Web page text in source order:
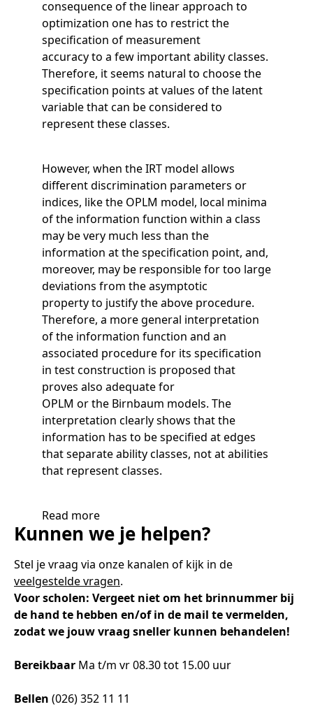
Snel naar
Bestellen
Jaarkalender
Samen bouwen voor het vo
Nieuwsbrief Kijk- en luistertoetsen
Snel naar
Ondersteuning
Reken- en taalontwikkeling
Op de hoogte blijven
Training Toetsdeskundige
Training Examencommissie
Aanmelden nieuwsbrief ho
Snel naar
Academische Woordenschattoets
Onze opdrachtgevers
Alfabetisering
Snel naar
Alfa-toetsen Volwassenenonderwijs
Alfa-toetsen ISK
Snel naar
Meer (beroeps)examens
Vakmanschap Warmtepomp
Vakmanschap Zonnestroom
NLQF kwalificatie
Zorg & welzijn
Nienke Elijzen
Kim Hendriks-Cornelissen
Peter van den Berg
Wouter Roelofs
Promotieonderzoek
Snel naar
Themadossier basisvaardigheden
Een toets beoordelen
De leeropbrengst van toetsen
Toetstechnische begrippenlijst
Werken bij
Docenten gezocht
Zzp-trainers gezocht
Collega's aan het woord
consequence of the linear approach to
optimization one has to restrict the
specification of measurement
accuracy to a few important ability classes.
Therefore, it seems natural to choose the
specification points at values of the latent
variable that can be considered to
represent these classes.
However, when the IRT model allows
different discrimination parameters or
indices, like the OPLM model, local minima
of the information function within a class
may be very much less than the
information at the specification point, and,
moreover, may be responsible for too large
deviations from the asymptotic
property to justify the above procedure.
Therefore, a more general interpretation
of the information function and an
associated procedure for its specification
in test construction is proposed that
proves also adequate for
OPLM or the Birnbaum models. The
interpretation clearly shows that the
information has to be specified at edges
that separate ability classes, not at abilities
that represent classes.
Read more
Kunnen we je helpen?
Stel je vraag via onze kanalen of kijk in de
veelgestelde vragen.
Voor scholen: Vergeet niet om het brinnummer bij
de hand te hebben en/of in de mail te vermelden,
zodat we jouw vraag sneller kunnen behandelen!
Bereikbaar Ma t/m vr 08.30 tot 15.00 uur
Bellen (026) 352 11 11